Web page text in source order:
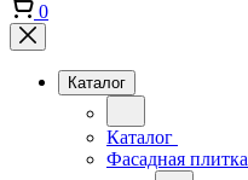
0
Каталог
Каталог
Фасадная плитка